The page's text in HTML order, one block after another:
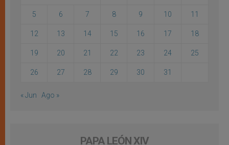
5 6 7 8 9 10 11
12 13 14 15 16 17 18
19 20 21 22 23 24 25
26 27 28 29 30 31
« Jun Ago »
PAPA LEÓN XIV